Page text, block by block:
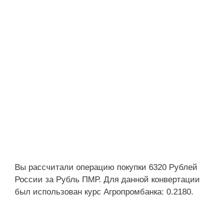
Вы рассчитали операцию покупки 6320 Рублей
России за Рубль ПМР. Для данной конвертации
был использован курс Агропромбанка: 0.2180.